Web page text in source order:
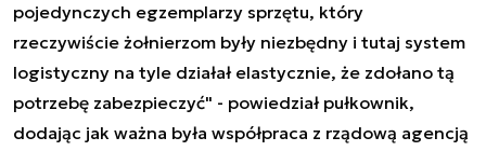
pojedynczych egzemplarzy sprzętu, który
rzeczywiście żołnierzom były niezbędny i tutaj system
logistyczny na tyle działał elastycznie, że zdołano tą
potrzebę zabezpieczyć" - powiedział pułkownik,
dodając jak ważna była współpraca z rządową agencją